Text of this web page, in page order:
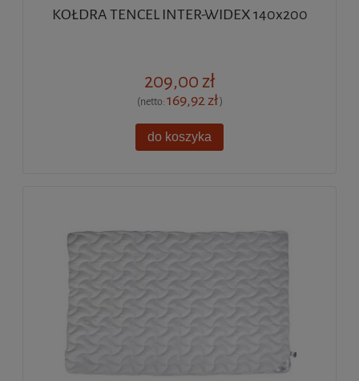
KOŁDRA TENCEL INTER-WIDEX 140x200
209,00 zł
(netto:169,92 zł)
do koszyka